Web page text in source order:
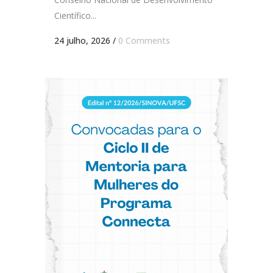
Científico...
24 julho, 2026 / 0 Comments